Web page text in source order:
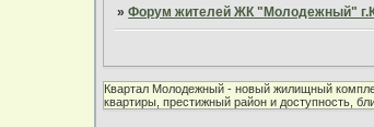
»Форум жителей ЖК "Молодежный"
Квартал Молодежный - новый жилищный
квартиры, престижный район и доступность,